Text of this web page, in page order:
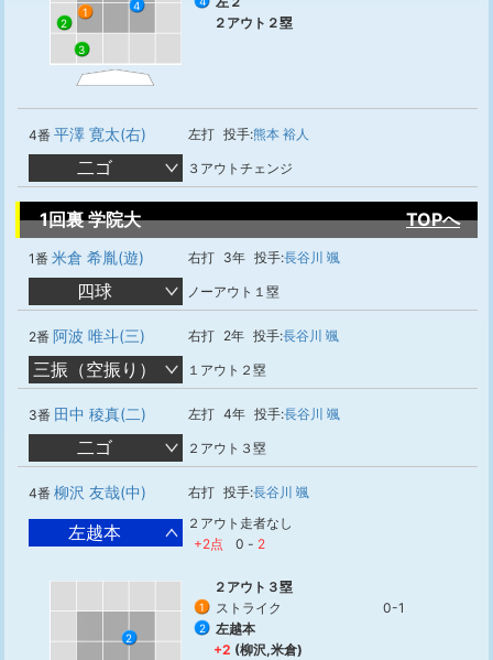
1
2
3
4
２アウト２塁
4番 平澤 寛太(右) 左打 投手:熊本 裕人
二ゴ ３アウトチェンジ
1回裏 学院大 TOPへ
1番 米倉 希胤(遊) 右打 3年 投手:長谷川 颯
四球 ノーアウト１塁
2番 阿波 唯斗(三) 右打 2年 投手:長谷川 颯
三振（空振り） １アウト２塁
3番 田中 稜真(二) 左打 4年 投手:長谷川 颯
二ゴ ２アウト３塁
4番 柳沢 友哉(中) 右打 投手:長谷川 颯
左越本
２アウト走者なし
+2点
0 - 2
2
２アウト３塁
1 ストライク 0-1
2
左越本
+2 (柳沢,米倉)